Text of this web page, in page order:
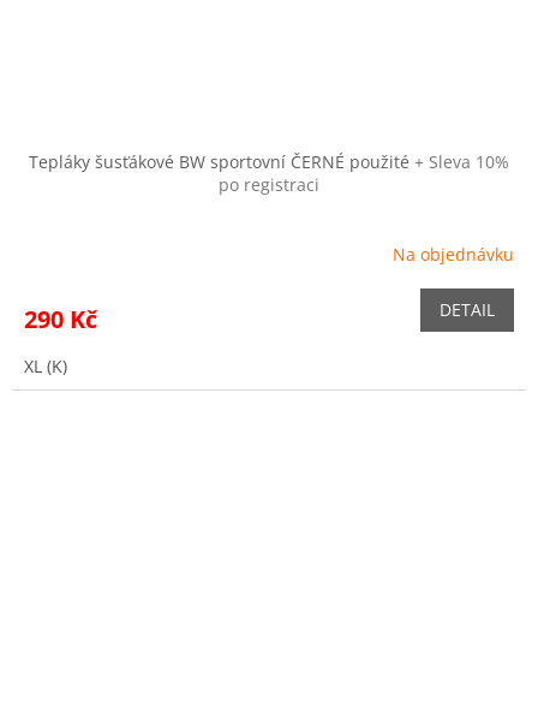
Tepláky šusťákové BW sportovní ČERNÉ použité + Sleva 10%
po registraci
Na objednávku
290 Kč DETAIL
XL (K)